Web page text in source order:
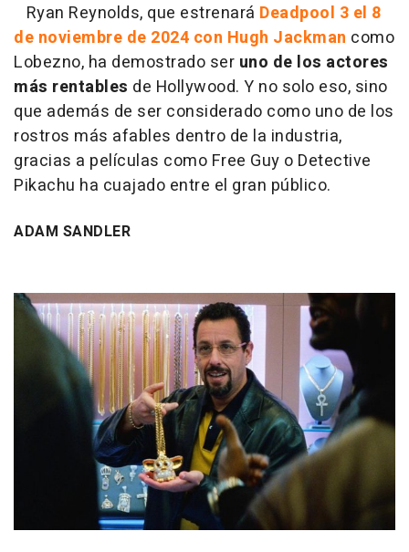
Ryan Reynolds, que estrenará Deadpool 3 el 8
de noviembre de 2024 con Hugh Jackman como
Lobezno, ha demostrado ser uno de los actores
más rentables de Hollywood. Y no solo eso, sino
que además de ser considerado como uno de los
rostros más afables dentro de la industria,
gracias a películas como Free Guy o Detective
Pikachu ha cuajado entre el gran público.
ADAM SANDLER